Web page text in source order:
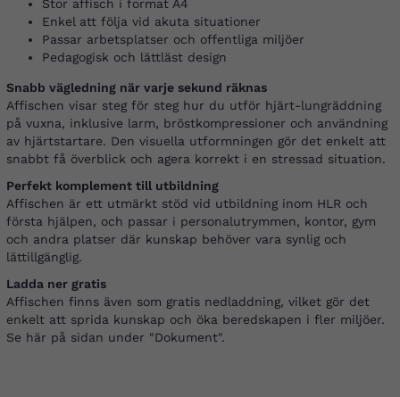
Stor affisch i format A4
Enkel att följa vid akuta situationer
Passar arbetsplatser och offentliga miljöer
Pedagogisk och lättläst design
Snabb vägledning när varje sekund räknas
Affischen visar steg för steg hur du utför hjärt-lungräddning
på vuxna, inklusive larm, bröstkompressioner och användning
av hjärtstartare. Den visuella utformningen gör det enkelt att
snabbt få överblick och agera korrekt i en stressad situation.
Perfekt komplement till utbildning
Affischen är ett utmärkt stöd vid utbildning inom HLR och
första hjälpen, och passar i personalutrymmen, kontor, gym
och andra platser där kunskap behöver vara synlig och
lättillgänglig.
Ladda ner gratis
Affischen finns även som gratis nedladdning, vilket gör det
enkelt att sprida kunskap och öka beredskapen i fler miljöer.
Se här på sidan under "Dokument".